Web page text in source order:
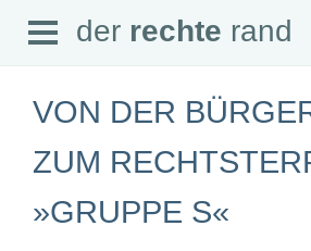
der rechte rand
SEITEN
Open
Menu
der rechte rand
VON DER
ZUM
»GRUPPE S«